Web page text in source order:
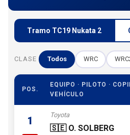
Tramo TC19 Nukata 2
CLASE Todos WRC
POS.
EQUIPO · PILOTO ·
VEHÍCULO
1 Toyota
🇸🇪 O. SOLBERG